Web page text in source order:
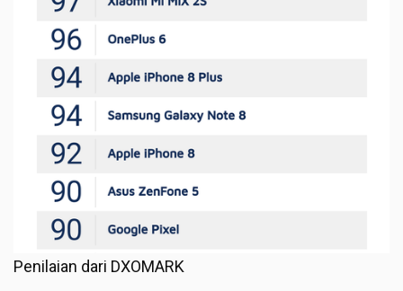
Penilaian dari DXOMARK